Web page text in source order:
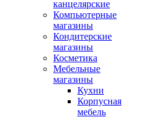
канцелярские
Компьютерные
магазины
Кондитерские
магазины
Косметика
Мебельные
магазины
Кухни
Корпусная
мебель